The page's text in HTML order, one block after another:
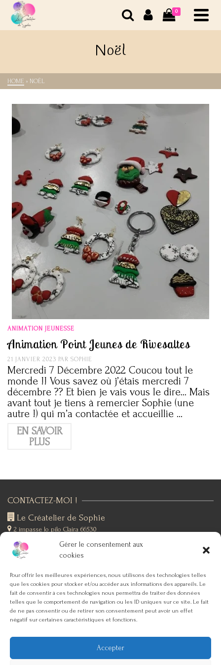
Gérer le consentement aux
cookies
Pour offrir les meilleures expériences, nous utilisons des technologies telles
que les cookies pour stocker et/ou accéder aux informations des appareils. Le
fait de consentir à ces technologies nous permettra de traiter des données
telles que le comportement de navigation ou les ID uniques sur ce site. Le fait
de ne pas consentir ou de retirer son consentement peut avoir un effet
négatif sur certaines caractéristiques et fonctions.
Accepter
0
Noël
HOME » NOËL
ANIMATION JEUNESSE
Animation Point Jeunes de Rivesaltes
21 JANVIER 2023 PAR SOPHIE
Mercredi 7 Décembre 2022 Coucou tout le
monde !! Vous savez où j’étais mercredi 7
décembre ?? Et bien je vais vous le dire… Mais
avant tout je tiens à remercier Sophie (une
autre !) qui m’a contactée et accueillie …
EN SAVOIR
PLUS
CONTACTEZ-MOI !
Le Créatelier de Sophie
2 impasse lo pilo Claira 66530
+(33)6 19 76 12 53
SUIVEZ-MOI !
SERVICE CLIENT
ACCUEIL
CONDITIONS GÉNÉRALES DE VENTE